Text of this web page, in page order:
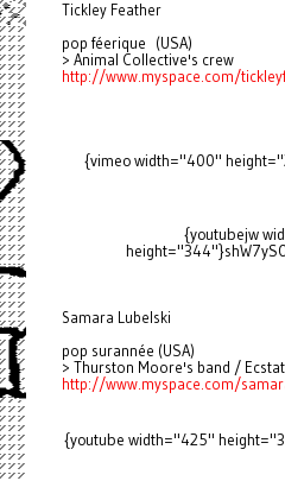
Tickley Feather
pop féerique (USA)
> Animal Collective's crew
http://www.myspace.com/
{vimeo width="400"
{youtubejw
Samara Lubelski
pop surannée (USA)
> Thurston Moore's band /
http://www.myspace.com/
{youtube width="425"